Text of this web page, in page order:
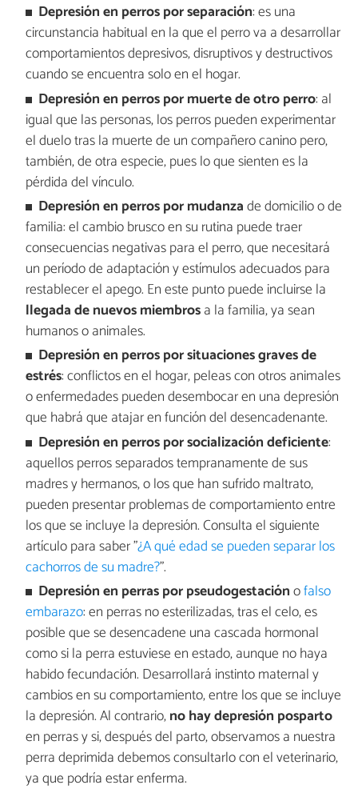
Depresión en perros por separación: es una
circunstancia habitual en la que el perro va a desarrollar
comportamientos depresivos, disruptivos y destructivos
cuando se encuentra solo en el hogar.
Depresión en perros por muerte de otro perro: al
igual que las personas, los perros pueden experimentar
el duelo tras la muerte de un compañero canino pero,
también, de otra especie, pues lo que sienten es la
pérdida del vínculo.
Depresión en perros por mudanzade domicilio o de
familia: el cambio brusco en su rutina puede traer
consecuencias negativas para el perro, que necesitará
un período de adaptación y estímulos adecuados para
restablecer el apego. En este punto puede incluirse la
llegada de nuevos miembrosa la familia, ya sean
humanos o animales.
Depresión en perros por situaciones graves de
estrés: conflictos en el hogar, peleas con otros animales
o enfermedades pueden desembocar en una depresión
que habrá que atajar en función del desencadenante.
Depresión en perros por socialización deficiente:
aquellos perros separados tempranamente de sus
madres y hermanos, o los que han sufrido maltrato,
pueden presentar problemas de comportamiento entre
los que se incluye la depresión. Consulta el siguiente
artículo para saber "¿A qué edad se pueden separar los
cachorros de su madre?".
Depresión en perras por pseudogestaciónofalso
embarazo: en perras no esterilizadas, tras el celo, es
posible que se desencadene una cascada hormonal
como si la perra estuviese en estado, aunque no haya
habido fecundación. Desarrollará instinto maternal y
cambios en su comportamiento, entre los que se incluye
la depresión. Al contrario,no haydepresión posparto
en perras y si, después del parto, observamos a nuestra
perra deprimida debemos consultarlo con el veterinario,
ya que podría estar enferma.